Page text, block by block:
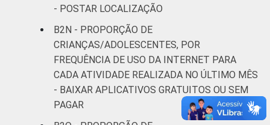
- POSTAR LOCALIZAÇÃO
B2N - PROPORÇÃO DE
CRIANÇAS/ADOLESCENTES, POR
FREQUÊNCIA DE USO DA INTERNET PARA
CADA ATIVIDADE REALIZADA NO ÚLTIMO MÊS
- BAIXAR APLICATIVOS GRATUITOS OU SEM
PAGAR